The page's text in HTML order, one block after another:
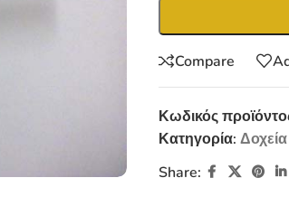
Compare
Κωδικός
Κατηγορία: Δοχεία
Share: